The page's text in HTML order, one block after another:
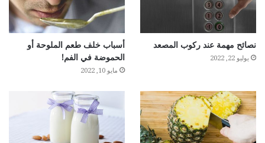
نصائح مهمة عند ركوب المصعد
يوليو 22, 2022
أسباب خلف طعم الملوحة أو
الحموضة في الفم!
مايو 10, 2022